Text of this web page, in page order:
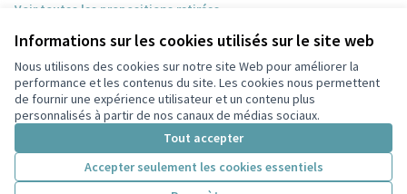
Informations sur les cookies utilisés sur le site web
Nous utilisons des cookies sur notre site Web pour améliorer la
performance et les contenus du site. Les cookies nous permettent
de fournir une expérience utilisateur et un contenu plus
personnalisés à partir de nos canaux de médias sociaux.
Tout accepter
Accepter seulement les cookies essentiels
Voir toutes les propositions retirées
Conditions d'utilisation
Paramètres des cookies
Participez Villeurbanne sur X
(Lien externe)
Participez Villeurbanne sur Facebook
Participez Villeurbanne sur Instagram
Participez Villeurbanne sur YouTube
(Lien externe)
Licence
(Lien